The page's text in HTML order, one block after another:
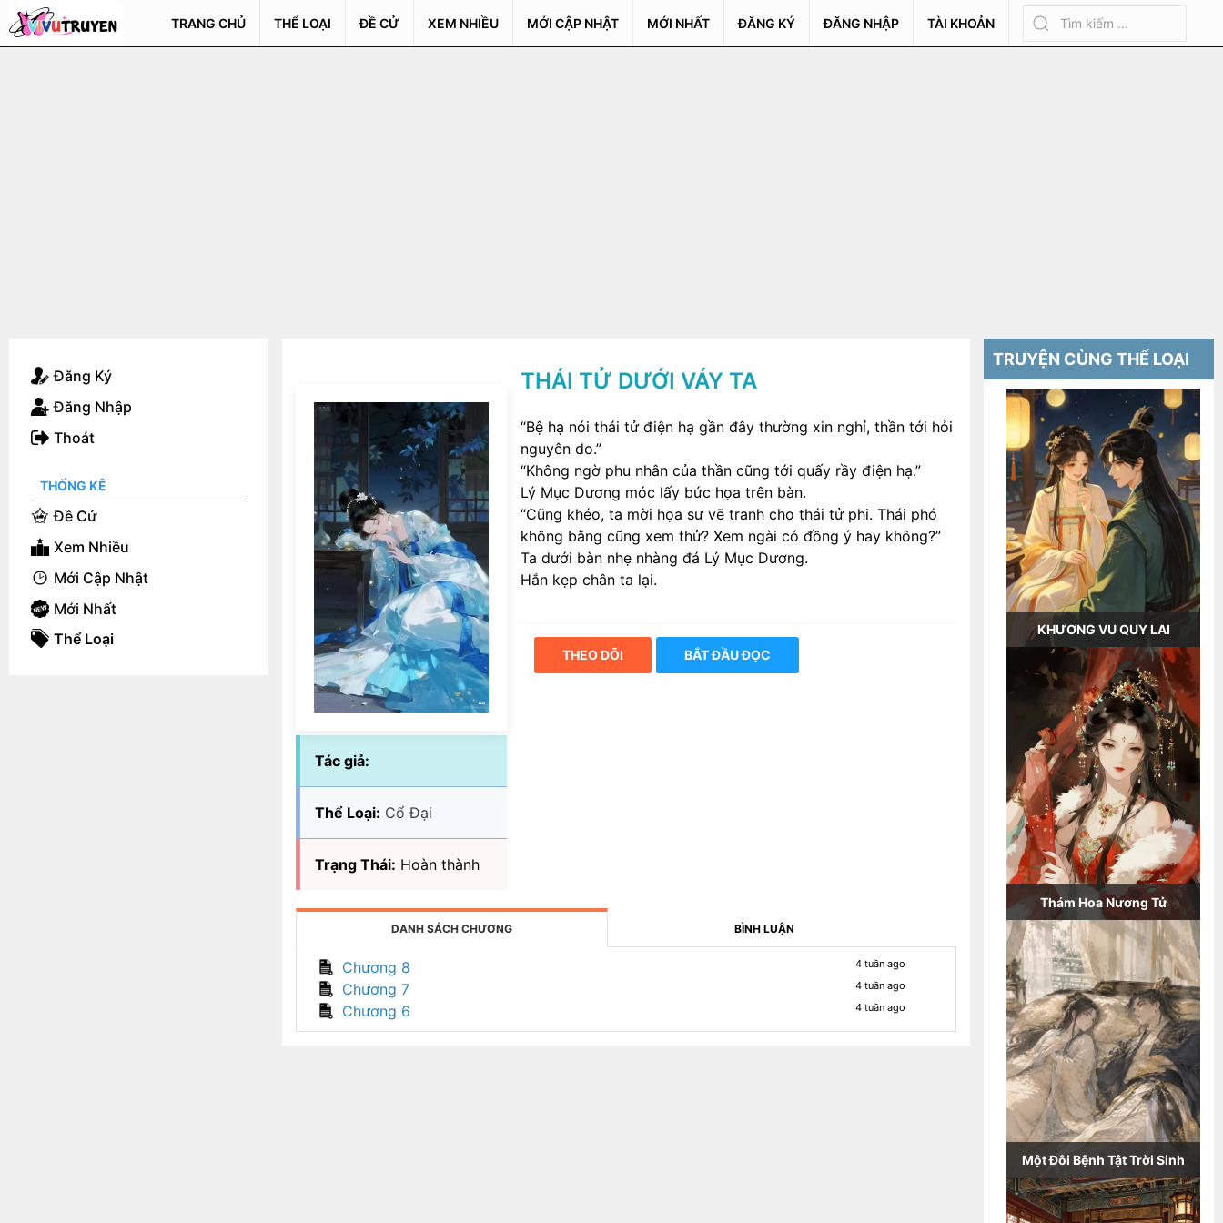
TRANG CHỦ THỂ LOẠI ĐỀ CỬ XEM NHIỀU MỚI CẬP NHẬT MỚI NHẤT ĐĂNG KÝ ĐĂNG NHẬP TÀI KHOẢN
THÁI TỬ DƯỚI VÁY TA
Tác giả:
Thể Loại: Cổ Đại
Trạng Thái: Hoàn thành
“Bệ hạ nói thái tử điện hạ gần đây thường xin nghỉ, thần tới hỏi
nguyên do.”
“Không ngờ phu nhân của thần cũng tới quấy rầy điện hạ.”
Lý Mục Dương móc lấy bức họa trên bàn.
“Cũng khéo, ta mời họa sư vẽ tranh cho thái tử phi. Thái phó
không bằng cũng xem thử? Xem ngài có đồng ý hay không?”
Ta dưới bàn nhẹ nhàng đá Lý Mục Dương.
Hắn kẹp chân ta lại.
THEO DÕI BẮT ĐẦU ĐỌC
DANH SÁCH CHƯƠNG BÌNH LUẬN
Chương 8 4 tuần ago
Chương 7 4 tuần ago
Chương 6 4 tuần ago
Đăng Ký
Đăng Nhập
Thoát
THỐNG KÊ
Đề Cử
Xem Nhiều
Mới Cập Nhật
Mới Nhất
Thể Loại
TRUYỆN CÙNG THỂ LOẠI
KHƯƠNG VU QUY LAI
Thám Hoa Nương Tử
Một Đôi Bệnh Tật Trời Sinh